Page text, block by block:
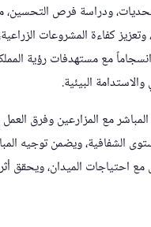
ودراسة فرص
كفاءة المشروعات
البيئية.
مع المزارعين وفرق
الشفافية، ويضمن توجيه
مع احتياجات الميدان، ويحقق